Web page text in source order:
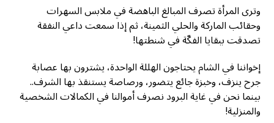
وترى المرأة تصرف المبالغ الباهضة في ملابس السهرات
وحقائب الماركة والحلي الثمينة، ثم إذا سمعت داعي النفقة
تصدقت ببقايا الفكّة في شنطتها!
إخواننا في الشام يحتاجون الهللة الواحدة، يشترون بها عصابة
جرح ينزف، وخبزة جائع يتضور، ورصاصة يستنقذ بها الشرف..
بينما نحن في غاية البرود نصرف أموالنا في الكمالات الشخصية
والمنزلية!